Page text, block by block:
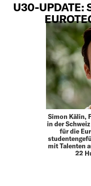
U30-UPDATE:
Simon Kälin,
in der
für die
mit Talenten
22